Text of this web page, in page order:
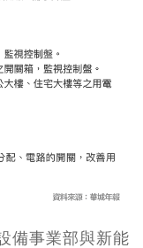
備事業部與新能